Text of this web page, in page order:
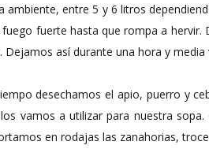
ambiente, entre 5 y 6 litros
fuerte hasta que rompa a
Dejamos así durante una hora y
desechamos el apio, puerro y
vamos a utilizar para nuestra
en rodajas las zanahorias,